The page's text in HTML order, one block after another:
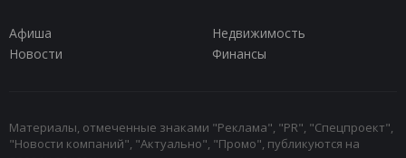
Афиша
Недвижимость
Новости
Финансы
Материалы, отмеченные знаками "Реклама", "PR", "Спецпроект",
"Новости компаний", "Актуально", "Промо", публикуются на